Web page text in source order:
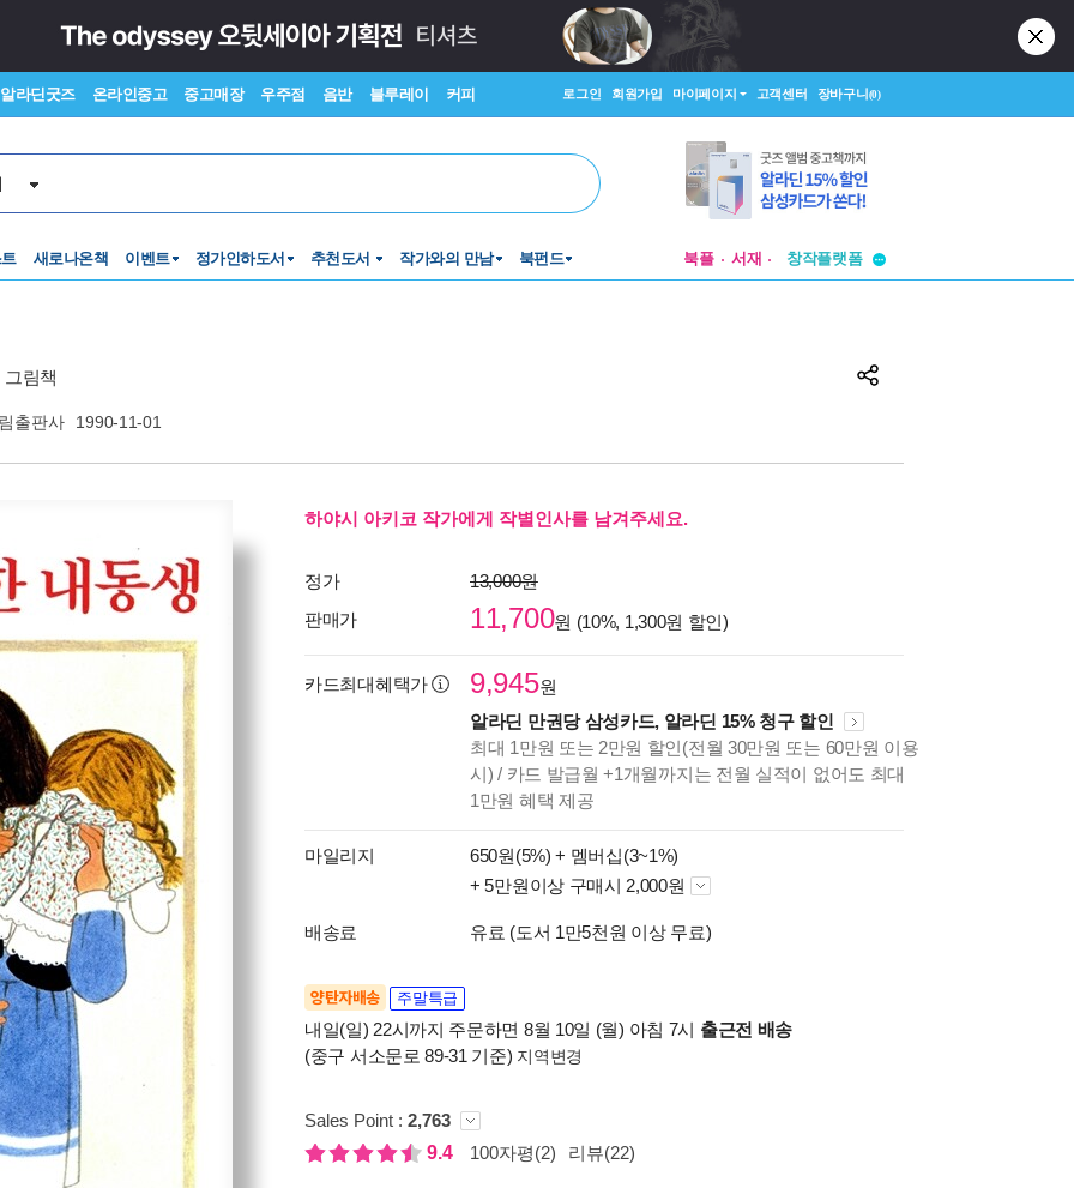
알라딘굿즈 온라인중고 중고매장 우주점 음반 블루레이 커피 로그인 회원가입 마이페이지 고객센터 장바구니(0)
새로나온책 이벤트 정가인하도서 추천도서 작가와의 만남 북펀드 북플 서재
투비컨티뉴드
투비컨티뉴드
림책
출판사 1990-11-01
하야시 아키코 작가에게 작별인사를 남겨주세요.
정가
13,000원
판매가
11,700원 (10%, 1,300원 할인)
카드최대혜택가 9,945원
알라딘 만권당 삼성카드, 알라딘 15% 청구 할인
최대 1만원 또는 2만원 할인(전월 30만원 또는 60만원 이용
시) / 카드 발급월 +1개월까지는 전월 실적이 없어도 최대
1만원 혜택 제공
마일리지 650원(5%) + 멤버십(3~1%)
+ 5만원이상 구매시 2,000원
배송료 유료 (도서 1만5천원 이상 무료)
양탄자배송 주말특급
내일(일) 22시까지 주문하면 8월 10일 (월) 아침 7시 출근전 배송
(중구 서소문로 89-31 기준) 지역변경
Sales Point : 2,763
9.4
100자평(2) 리뷰(22)